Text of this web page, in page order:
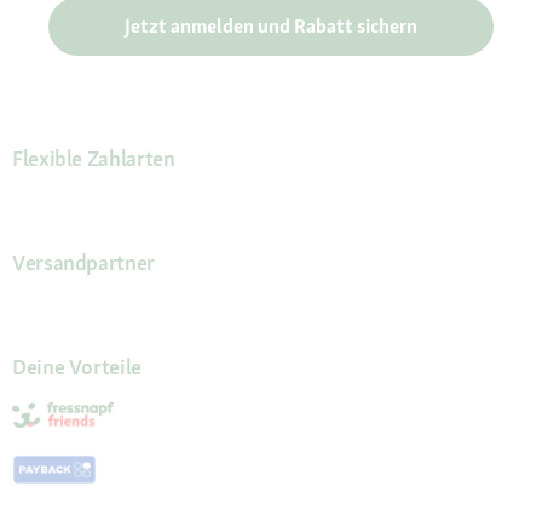
Jetzt anmelden und Rabatt sichern
Flexible Zahlarten
Versandpartner
Deine Vorteile